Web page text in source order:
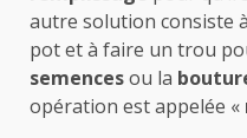
autre solution consiste
pot et à faire un trou
semencesou la
opération est appelée «